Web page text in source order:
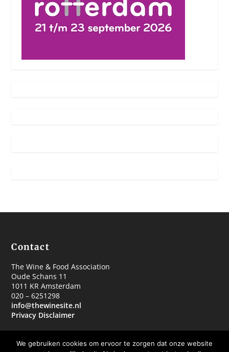
Contact
The Wine & Food Association
Oude Schans 11
1011 KR Amsterdam
020 – 6251298
info@thewinesite.nl
Privacy Disclaimer
We gebruiken cookies om ervoor te zorgen dat onze website